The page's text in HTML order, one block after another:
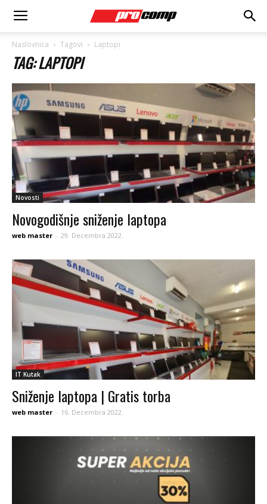
Naslovnica Tagovi Laptopi
TAG: LAPTOPI
Novosti
Novogodišnje sniženje laptopa
web master - 29. Decembra 2022.
IT Kutak
Sniženje laptopa | Gratis torba
web master - 16. Decembra 2022.